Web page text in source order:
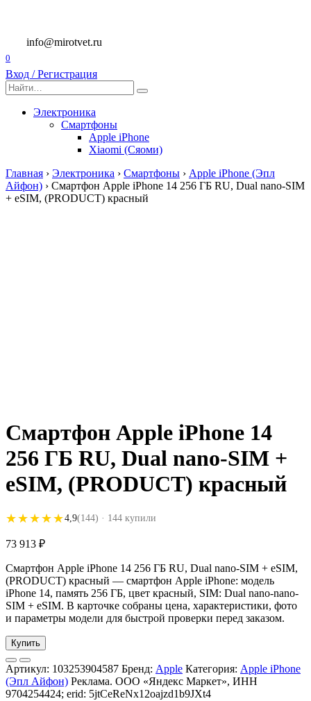
содержанию
info@mirotvet.ru
0
Вход / Регистрация
Search
for:
Электроника
Смартфоны
Apple iPhone
Xiaomi (Сяоми)
Главная › Электроника › Смартфоны › Apple iPhone (Эпл
Айфон) › Смартфон Apple iPhone 14 256 ГБ RU, Dual nano-SIM
+ eSIM, (PRODUCT) красный
Смартфон Apple iPhone 14
256 ГБ RU, Dual nano-SIM +
eSIM, (PRODUCT) красный
★★★★★
★★★★★4,9(144) · 144 купили
73 913 ₽
Смартфон Apple iPhone 14 256 ГБ RU, Dual nano-SIM + eSIM,
(PRODUCT) красный — смартфон Apple iPhone: модель
iPhone 14, память 256 ГБ, цвет красный, SIM: Dual nano-nano-
SIM + eSIM. В карточке собраны цена, характеристики, фото
и параметры модели для быстрой проверки перед заказом.
Купить
Артикул: 103253904587 Бренд: Apple Категория: Apple iPhone
(Эпл Айфон) Реклама. ООО «Яндекс Маркет», ИНН
9704254424; erid: 5jtCeReNx12oajzd1b9JXt4